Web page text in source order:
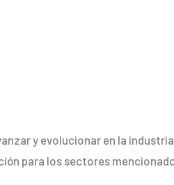
y evolucionar en la
para los sectores